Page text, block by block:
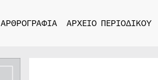
ΑΡΘΡΟΓΡΑΦΙΑ ΑΡΧΕΙΟ ΠΕΡΙΟΔΙΚΟΥ